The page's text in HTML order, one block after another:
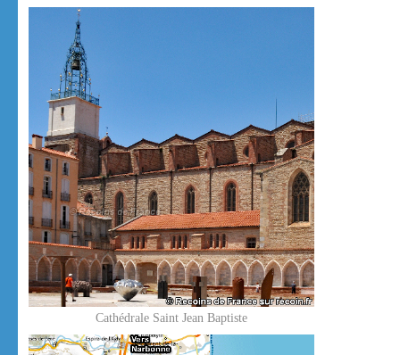
Cathédrale Saint Jean Baptiste